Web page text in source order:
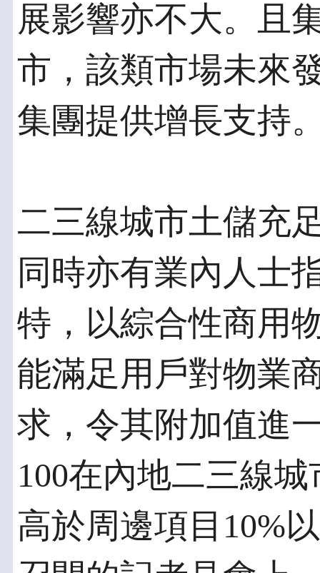
展影響亦不大。且
市，該類市場未來
集團提供增長支持
二三線城市土儲充
同時亦有業內人士
特，以綜合性商用
能滿足用戶對物業
求，令其附加值進
100在內地二三線
高於周邊項目10%